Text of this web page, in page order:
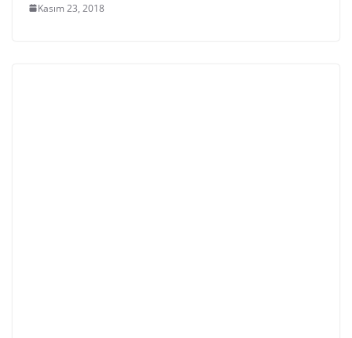
Kasım 23, 2018